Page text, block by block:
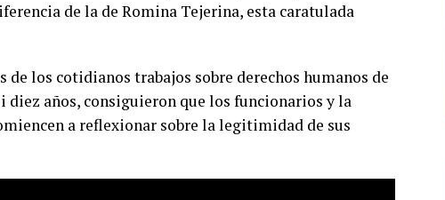
de la de Romina Tejerina, esta caratulada
de los cotidianos trabajos sobre derechos humanos de
diez años, consiguieron que los funcionarios y la
a reflexionar sobre la legitimidad de sus